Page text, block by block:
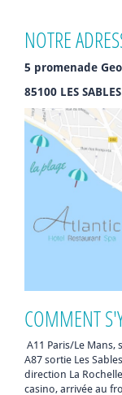
NOTRE
5 promenade
85100 LES
COMMENT
A11 Paris/Le Mans,
A87 sortie Les
direction La
casino, arrivée au